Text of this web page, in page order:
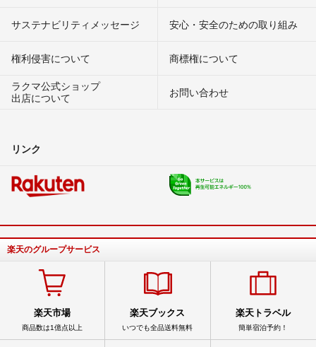
サステナビリティメッセージ 安心・安全のための取り組み
権利侵害について
商標権について
ラクマ公式ショップ
出店について
お問い合わせ
リンク
楽天のグループサービス
楽天市場
商品数は1億点以上
楽天ブックス
いつでも全品送料無料
楽天トラベル
簡単宿泊予約！